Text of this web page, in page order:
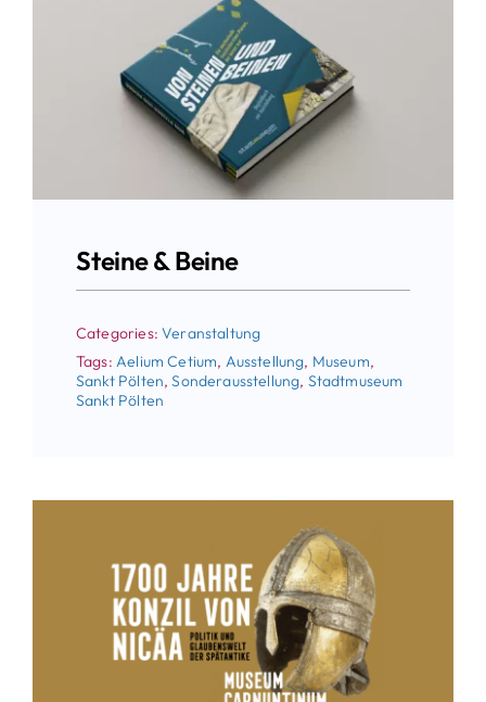
Steine & Beine
Categories:Veranstaltung
Tags:Aelium Cetium, Ausstellung, Museum,
Sankt Pölten,Sonderausstellung, Stadtmuseum
Sankt Pölten